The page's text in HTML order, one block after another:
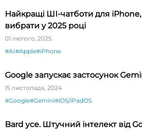
Найкращі ШІ-чатботи для iPhone,
вибрати у 2025 році
01 лютого, 2025
#AI#Apple#iPhone
Google запускає застосунок
15 листопада, 2024
#Google#Gemini#iOS/iPadOS
Bard усе. Штучний інтелект від